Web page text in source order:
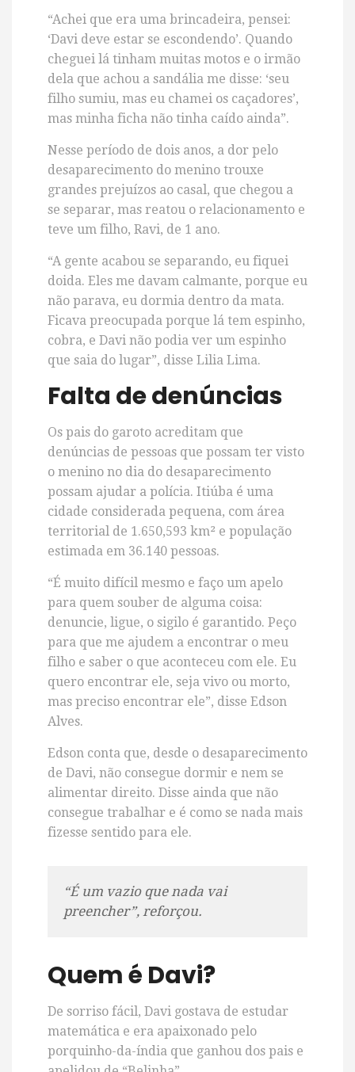
“Achei que era uma brincadeira, pensei:
‘Davi deve estar se escondendo’. Quando
cheguei lá tinham muitas motos e o irmão
dela que achou a sandália me disse: ‘seu
filho sumiu, mas eu chamei os caçadores’,
mas minha ficha não tinha caído ainda”.
Nesse período de dois anos, a dor pelo
desaparecimento do menino trouxe
grandes prejuízos ao casal, que chegou a
se separar, mas reatou o relacionamento e
teve um filho, Ravi, de 1 ano.
“A gente acabou se separando, eu fiquei
doida. Eles me davam calmante, porque eu
não parava, eu dormia dentro da mata.
Ficava preocupada porque lá tem espinho,
cobra, e Davi não podia ver um espinho
que saia do lugar”, disse Lilia Lima.
Falta de denúncias
Os pais do garoto acreditam que
denúncias de pessoas que possam ter visto
o menino no dia do desaparecimento
possam ajudar a polícia. Itiúba é uma
cidade considerada pequena, com área
territorial de 1.650,593 km² e população
estimada em 36.140 pessoas.
“É muito difícil mesmo e faço um apelo
para quem souber de alguma coisa:
denuncie, ligue, o sigilo é garantido. Peço
para que me ajudem a encontrar o meu
filho e saber o que aconteceu com ele. Eu
quero encontrar ele, seja vivo ou morto,
mas preciso encontrar ele”, disse Edson
Alves.
Edson conta que, desde o desaparecimento
de Davi, não consegue dormir e nem se
alimentar direito. Disse ainda que não
consegue trabalhar e é como se nada mais
fizesse sentido para ele.
“É um vazio que nada vai
preencher”, reforçou.
Quem é Davi?
De sorriso fácil, Davi gostava de estudar
matemática e era apaixonado pelo
porquinho-da-índia que ganhou dos pais e